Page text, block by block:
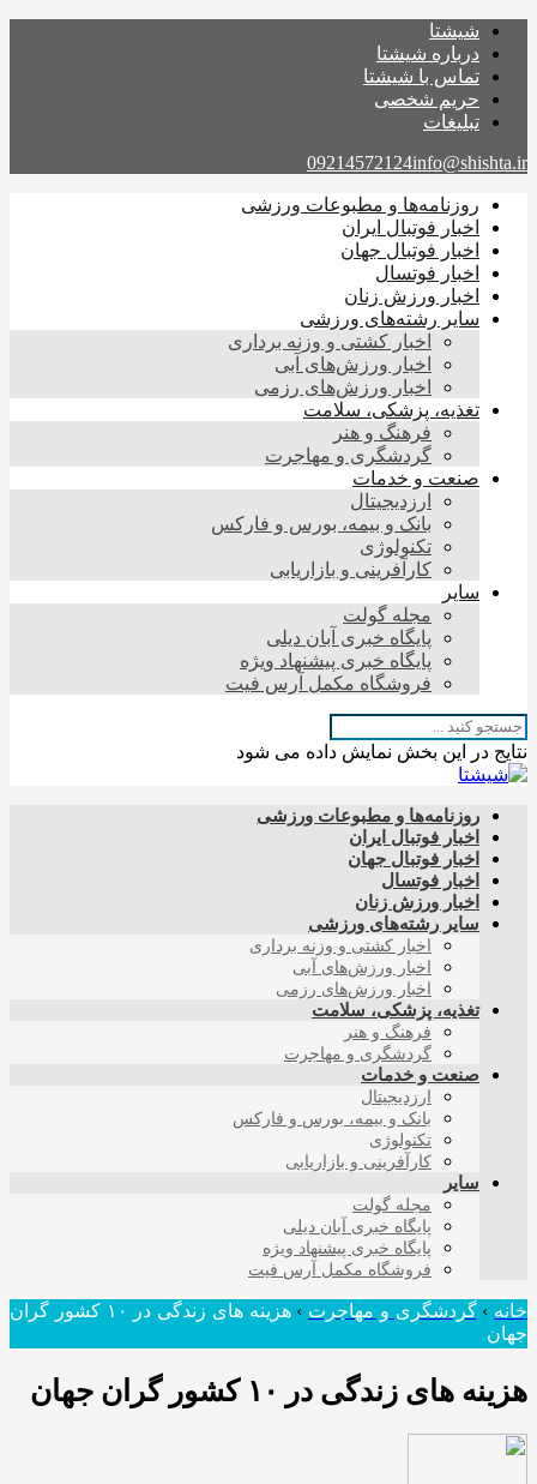
شیشتا
درباره شیشتا
تماس با شیشتا
حریم شخصی
تبلیغات
09214572124info@shishta.ir
روزنامه‌ها و مطبوعات ورزشی
اخبار فوتبال ایران
اخبار فوتبال جهان
اخبار فوتسال
اخبار ورزش زنان
سایر رشته‌های ورزشی
اخبار کشتی و وزنه برداری
اخبار ورزش‌های آبی
اخبار ورزش‌های رزمی
تغذیه، پزشکی، سلامت
فرهنگ و هنر
گردشگری و مهاجرت
صنعت و خدمات
ارزدیجیتال
بانک و بیمه، بورس و فارکس
تکنولوژی
کارآفرینی و بازاریابی
سایر
مجله گولت
پایگاه خبری آبان دیلی
پایگاه خبری پیشنهاد ویژه
فروشگاه مکمل آرس فیت
نتایج در این بخش نمایش داده می شود
روزنامه‌ها و مطبوعات ورزشی
اخبار فوتبال ایران
اخبار فوتبال جهان
اخبار فوتسال
اخبار ورزش زنان
سایر رشته‌های ورزشی
اخبار کشتی و وزنه برداری
اخبار ورزش‌های آبی
اخبار ورزش‌های رزمی
تغذیه، پزشکی، سلامت
فرهنگ و هنر
گردشگری و مهاجرت
صنعت و خدمات
ارزدیجیتال
بانک و بیمه، بورس و فارکس
تکنولوژی
کارآفرینی و بازاریابی
سایر
مجله گولت
پایگاه خبری آبان دیلی
پایگاه خبری پیشنهاد ویژه
فروشگاه مکمل آرس فیت
خانه ›گردشگری و مهاجرت ›
هزینه های زندگی در ۱۰ کشور گران
جهان
هزینه های زندگی در ۱۰ کشور گران جهان